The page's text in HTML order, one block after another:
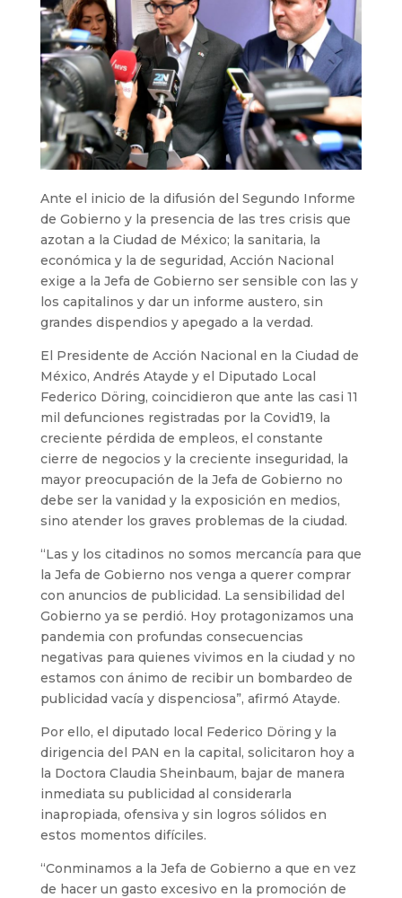
Ante el inicio de la difusión del Segundo Informe
de Gobierno y la presencia de las tres crisis que
azotan a la Ciudad de México; la sanitaria, la
económica y la de seguridad, Acción Nacional
exige a la Jefa de Gobierno ser sensible con las y
los capitalinos y dar un informe austero, sin
grandes dispendios y apegado a la verdad.
El Presidente de Acción Nacional en la Ciudad de
México, Andrés Atayde y el Diputado Local
Federico Döring, coincidieron que ante las casi 11
mil defunciones registradas por la Covid19, la
creciente pérdida de empleos, el constante
cierre de negocios y la creciente inseguridad, la
mayor preocupación de la Jefa de Gobierno no
debe ser la vanidad y la exposición en medios,
sino atender los graves problemas de la ciudad.
“Las y los citadinos no somos mercancía para que
la Jefa de Gobierno nos venga a querer comprar
con anuncios de publicidad. La sensibilidad del
Gobierno ya se perdió. Hoy protagonizamos una
pandemia con profundas consecuencias
negativas para quienes vivimos en la ciudad y no
estamos con ánimo de recibir un bombardeo de
publicidad vacía y dispenciosa”, afirmó Atayde.
Por ello, el diputado local Federico Döring y la
dirigencia del PAN en la capital, solicitaron hoy a
la Doctora Claudia Sheinbaum, bajar de manera
inmediata su publicidad al considerarla
inapropiada, ofensiva y sin logros sólidos en
estos momentos difíciles.
“Conminamos a la Jefa de Gobierno a que en vez
de hacer un gasto excesivo en la promoción de